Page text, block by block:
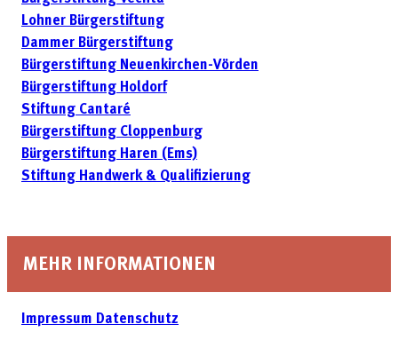
Lohner Bürgerstiftung
Dammer Bürgerstiftung
Bürgerstiftung Neuenkirchen-Vörden
Bürgerstiftung Holdorf
Stiftung Cantaré
Bürgerstiftung Cloppenburg
Bürgerstiftung Haren (Ems)
Stiftung Handwerk & Qualifizierung
MEHR INFORMATIONEN
Impressum Datenschutz